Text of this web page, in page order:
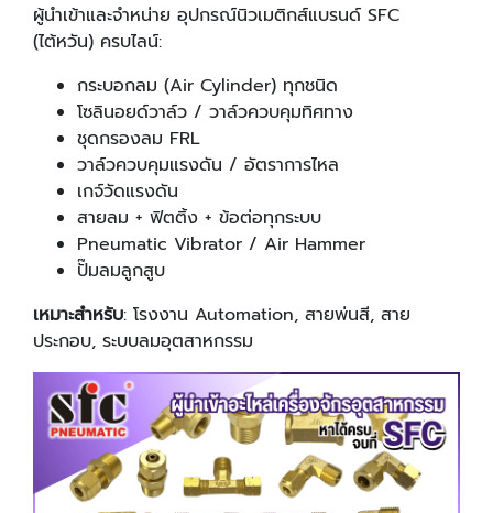
ผู้นำเข้าและจำหน่าย อุปกรณ์นิวเมติกส์แบรนด์ SFC
(ไต้หวัน) ครบไลน์:
กระบอกลม (Air Cylinder) ทุกชนิด
โซลินอยด์วาล์ว / วาล์วควบคุมทิศทาง
ชุดกรองลม FRL
วาล์วควบคุมแรงดัน / อัตราการไหล
เกจ์วัดแรงดัน
สายลม + ฟิตติ้ง + ข้อต่อทุกระบบ
Pneumatic Vibrator / Air Hammer
ปั๊มลมลูกสูบ
เหมาะสำหรับ: โรงงาน Automation, สายพ่นสี, สาย
ประกอบ, ระบบลมอุตสาหกรรม